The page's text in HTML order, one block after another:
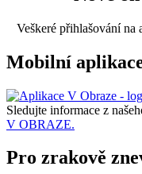
Veškeré přihlašování na
Mobilní
Sledujte informace z
V OBRAZE.
Pro zrakově